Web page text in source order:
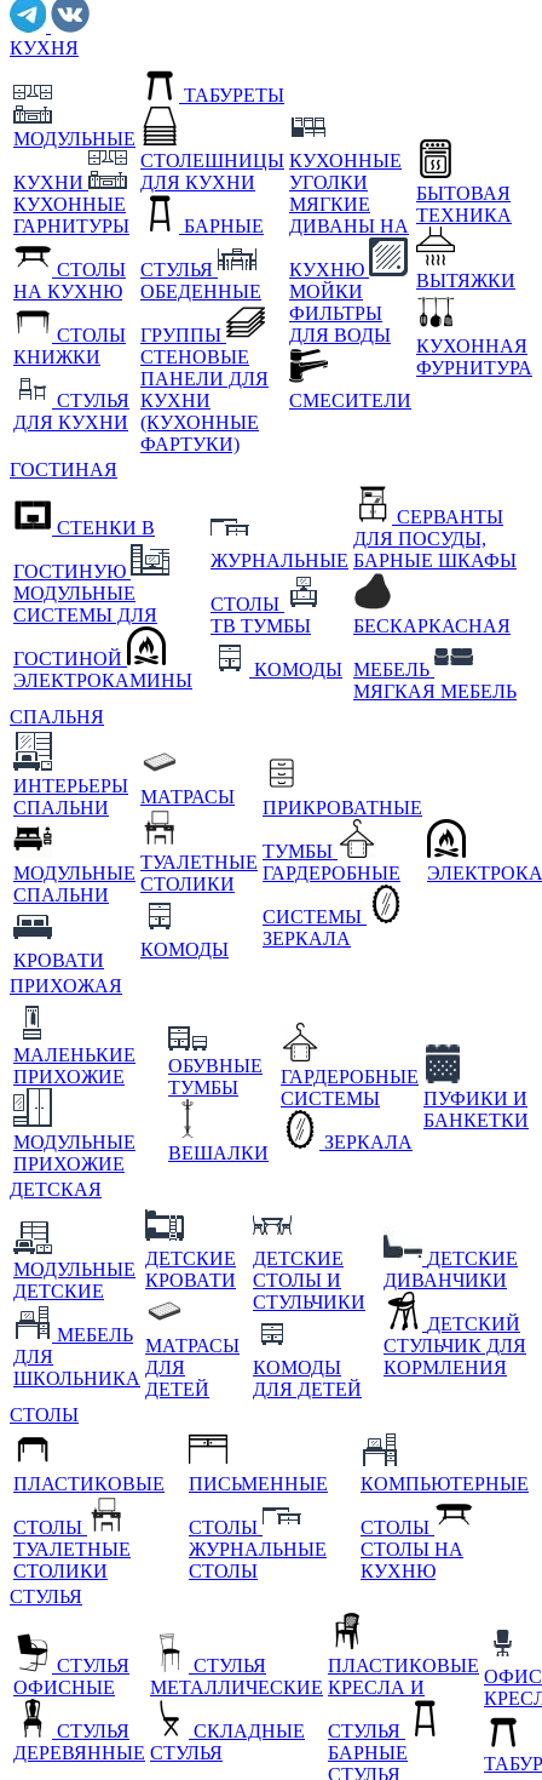
КУХНЯ
МОДУЛЬНЫЕ
КУХНИ
КУХОННЫЕ
ГАРНИТУРЫ
СТОЛЫ
НА КУХНЮ
СТОЛЫ
КНИЖКИ
СТУЛЬЯ
ДЛЯ КУХНИ
ТАБУРЕТЫ
СТОЛЕШНИЦЫ
ДЛЯ КУХНИ
БАРНЫЕ
СТУЛЬЯ
ОБЕДЕННЫЕ
ГРУППЫ
СТЕНОВЫЕ
ПАНЕЛИ ДЛЯ
КУХНИ
(КУХОННЫЕ
ФАРТУКИ)
КУХОННЫЕ
УГОЛКИ
МЯГКИЕ
ДИВАНЫ НА
КУХНЮ
МОЙКИ
ФИЛЬТРЫ
ДЛЯ ВОДЫ
СМЕСИТЕЛИ
БЫТОВАЯ
ТЕХНИКА
ВЫТЯЖКИ
КУХОННАЯ
ФУРНИТУРА
ГОСТИНАЯ
СТЕНКИ В
ГОСТИНУЮ
МОДУЛЬНЫЕ
СИСТЕМЫ ДЛЯ
ГОСТИНОЙ
ЭЛЕКТРОКАМИНЫ
ЖУРНАЛЬНЫЕ
СТОЛЫ
ТВ ТУМБЫ
КОМОДЫ
СЕРВАНТЫ
ДЛЯ ПОСУДЫ,
БАРНЫЕ ШКАФЫ
БЕСКАРКАСНАЯ
МЕБЕЛЬ
МЯГКАЯ МЕБЕЛЬ
СПАЛЬНЯ
ИНТЕРЬЕРЫ
СПАЛЬНИ
МОДУЛЬНЫЕ
СПАЛЬНИ
КРОВАТИ
МАТРАСЫ
ТУАЛЕТНЫЕ
СТОЛИКИ
КОМОДЫ
ПРИКРОВАТНЫЕ
ТУМБЫ
ГАРДЕРОБНЫЕ
СИСТЕМЫ
ЗЕРКАЛА
ПРИХОЖАЯ
МАЛЕНЬКИЕ
ПРИХОЖИЕ
МОДУЛЬНЫЕ
ПРИХОЖИЕ
ОБУВНЫЕ
ТУМБЫ
ВЕШАЛКИ
ГАРДЕРОБНЫЕ
СИСТЕМЫ
ЗЕРКАЛА
ПУФИКИ И
БАНКЕТКИ
ДЕТСКАЯ
МОДУЛЬНЫЕ
ДЕТСКИЕ
МЕБЕЛЬ
ДЛЯ
ШКОЛЬНИКА
ДЕТСКИЕ
КРОВАТИ
МАТРАСЫ
ДЛЯ
ДЕТЕЙ
ДЕТСКИЕ
СТОЛЫ И
СТУЛЬЧИКИ
КОМОДЫ
ДЛЯ ДЕТЕЙ
ДЕТСКИЕ
ДИВАНЧИКИ
ДЕТСКИЙ
СТУЛЬЧИК ДЛЯ
КОРМЛЕНИЯ
СТОЛЫ
ПЛАСТИКОВЫЕ
СТОЛЫ
ТУАЛЕТНЫЕ
СТОЛИКИ
ПИСЬМЕННЫЕ
СТОЛЫ
ЖУРНАЛЬНЫЕ
СТОЛЫ
КОМПЬЮТЕРНЫЕ
СТОЛЫ
СТОЛЫ НА
КУХНЮ
СТУЛЬЯ
СТУЛЬЯ
ОФИСНЫЕ
СТУЛЬЯ
ДЕРЕВЯННЫЕ
СТУЛЬЯ
МЕТАЛЛИЧЕСКИЕ
СКЛАДНЫЕ
СТУЛЬЯ
ПЛАСТИКОВЫЕ
КРЕСЛА И
СТУЛЬЯ
БАРНЫЕ
СТУЛЬЯ